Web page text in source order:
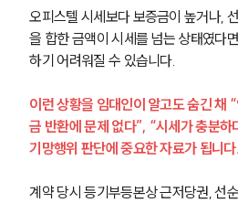
오피스텔 시세보다 보증금이 높거나,
을 합한 금액이 시세를 넘는 상태였다
하기 어려워질 수 있습니다.
이런 상황을 임대인이 알고도 숨긴 채
금 반환에 문제 없다”, “시세가 충분하
기망행위 판단에 중요한 자료가 됩니다.
계약 당시 등기부등본상 근저당권, 선